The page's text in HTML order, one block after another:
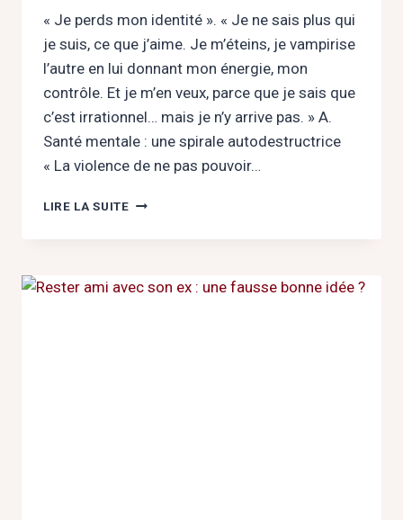
« Je perds mon identité ». « Je ne sais plus qui
je suis, ce que j’aime. Je m’éteins, je vampirise
l’autre en lui donnant mon énergie, mon
contrôle. Et je m’en veux, parce que je sais que
c’est irrationnel… mais je n’y arrive pas. » A.
Santé mentale : une spirale autodestructrice
« La violence de ne pas pouvoir…
LIRE LA SUITEDÉPENDANCE
DEVIENT